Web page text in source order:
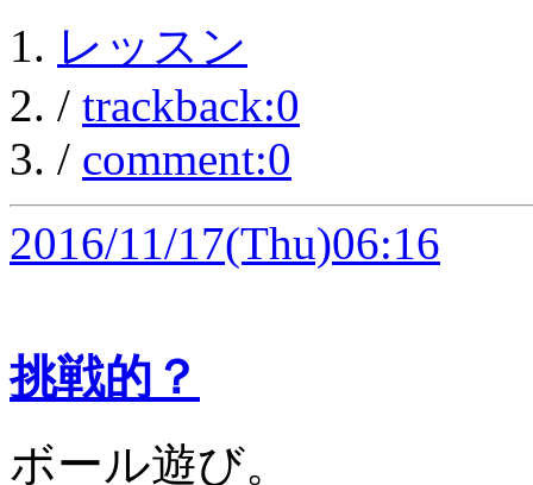
レッスン
/ trackback:0
/ comment:0
2016/11/17(Thu)06:16
挑戦的？
ボール遊び。